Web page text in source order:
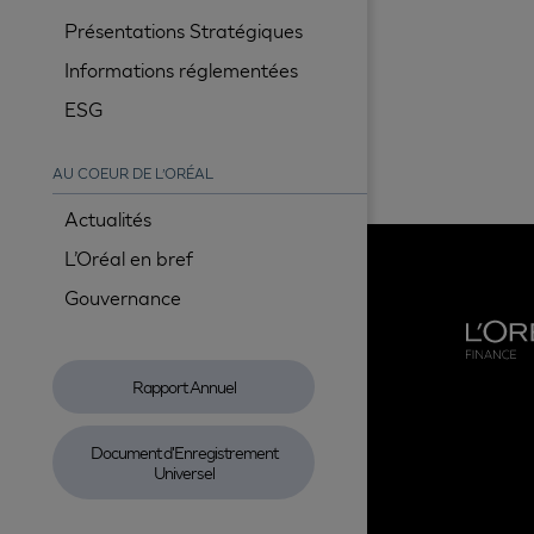
Présentations Stratégiques
Informations réglementées
ESG
AU COEUR DE L’ORÉAL
Actualités
L’Oréal en bref
Gouvernance
Rapport Annuel
Document d'Enregistrement
Universel